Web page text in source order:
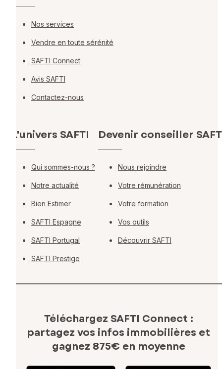
Nos services
Vendre en toute sérénité
SAFTI Connect
Avis SAFTI
Contactez-nous
L'univers SAFTI
Qui sommes-nous ?
Notre actualité
Bien Estimer
SAFTI Espagne
SAFTI Portugal
SAFTI Prestige
Devenir conseiller
Nous rejoindre
Votre rémunération
Votre formation
Vos outils
Découvrir SAFTI
Téléchargez SAFTI Connect :
partagez vos infos immobilières et
gagnez 875€ en moyenne